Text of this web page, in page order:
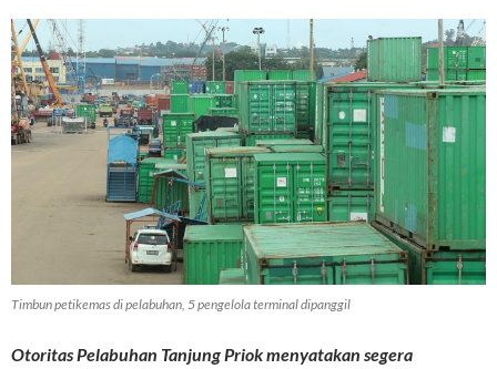
Timbun petikemas di pelabuhan, 5 pengelola terminal dipanggil
Otoritas Pelabuhan Tanjung Priok menyatakan segera